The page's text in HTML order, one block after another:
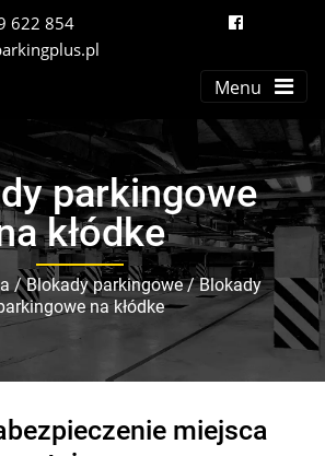
622 854
Menu
parkingowe
kłódke
/Blokady parkingowe/Blokady
na kłódke
miejsca